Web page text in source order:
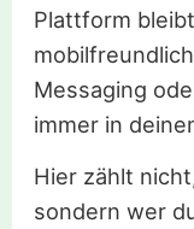
Plattform
Messaging
immer in
Hier zählt
sondern wer